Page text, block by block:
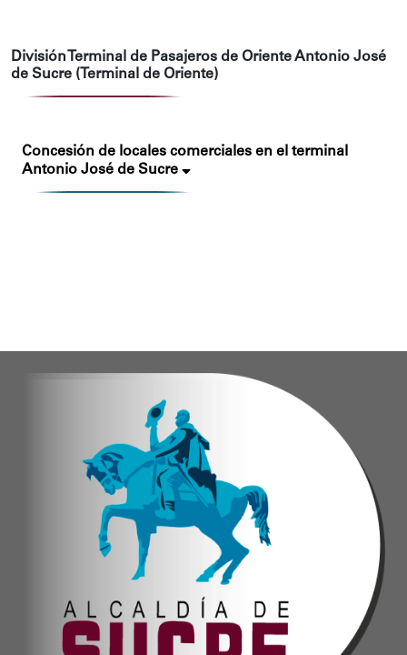
División Terminal de Pasajeros de Oriente Antonio José
de Sucre (Terminal de Oriente)
Concesión de locales comerciales en el terminal
Antonio José de Sucre